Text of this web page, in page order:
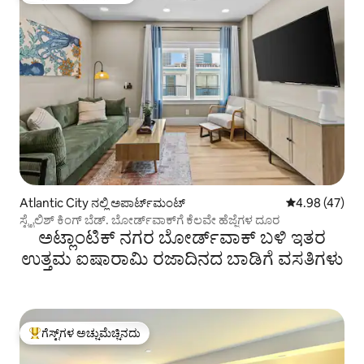
Atlantic City ನಲ್ಲಿ ಅಪಾರ್ಟ್‌ಮಂಟ್ 5 ರಲ್ಲಿ 4.98
4.98 (47)
ಸ್ಟೈಲಿಶ್ ಕಿಂಗ್ ಬೆಡ್. ಬೋರ್ಡ್‌ವಾಕ್‌ಗೆ ಕೆಲವೇ ಹೆಜ್ಜೆಗಳ ದೂರ
ಅಟ್ಲಾಂಟಿಕ್ ನಗರ ಬೋರ್ಡ್‌ವಾಕ್ ಬಳಿ ಇತರ
ಉತ್ತಮ ಐಷಾರಾಮಿ ರಜಾದಿನದ ಬಾಡಿಗೆ ವಸತಿಗಳು
ಗೆಸ್ಟ್‌ಗಳಿಗೆ ಅತಿ ಹೆಚ್ಚು ಅಚ್ಚುಮೆಚ್ಚಿನದು
ಗೆಸ್ಟ್‌ಗಳ ಅಚ್ಚುಮೆಚ್ಚಿನದು